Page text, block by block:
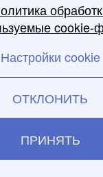
Беларуси
обработки
cookie-
Настройки cookie
ОТКЛОНИТЬ
ПРИНЯТЬ